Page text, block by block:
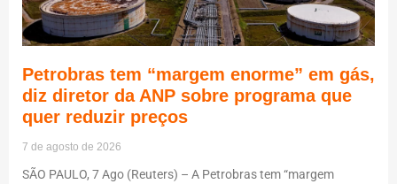
Petrobras tem “margem enorme” em gás,
diz diretor da ANP sobre programa que
quer reduzir preços
7 de agosto de 2026
SÃO PAULO, 7 Ago (Reuters) – A Petrobras tem “margem